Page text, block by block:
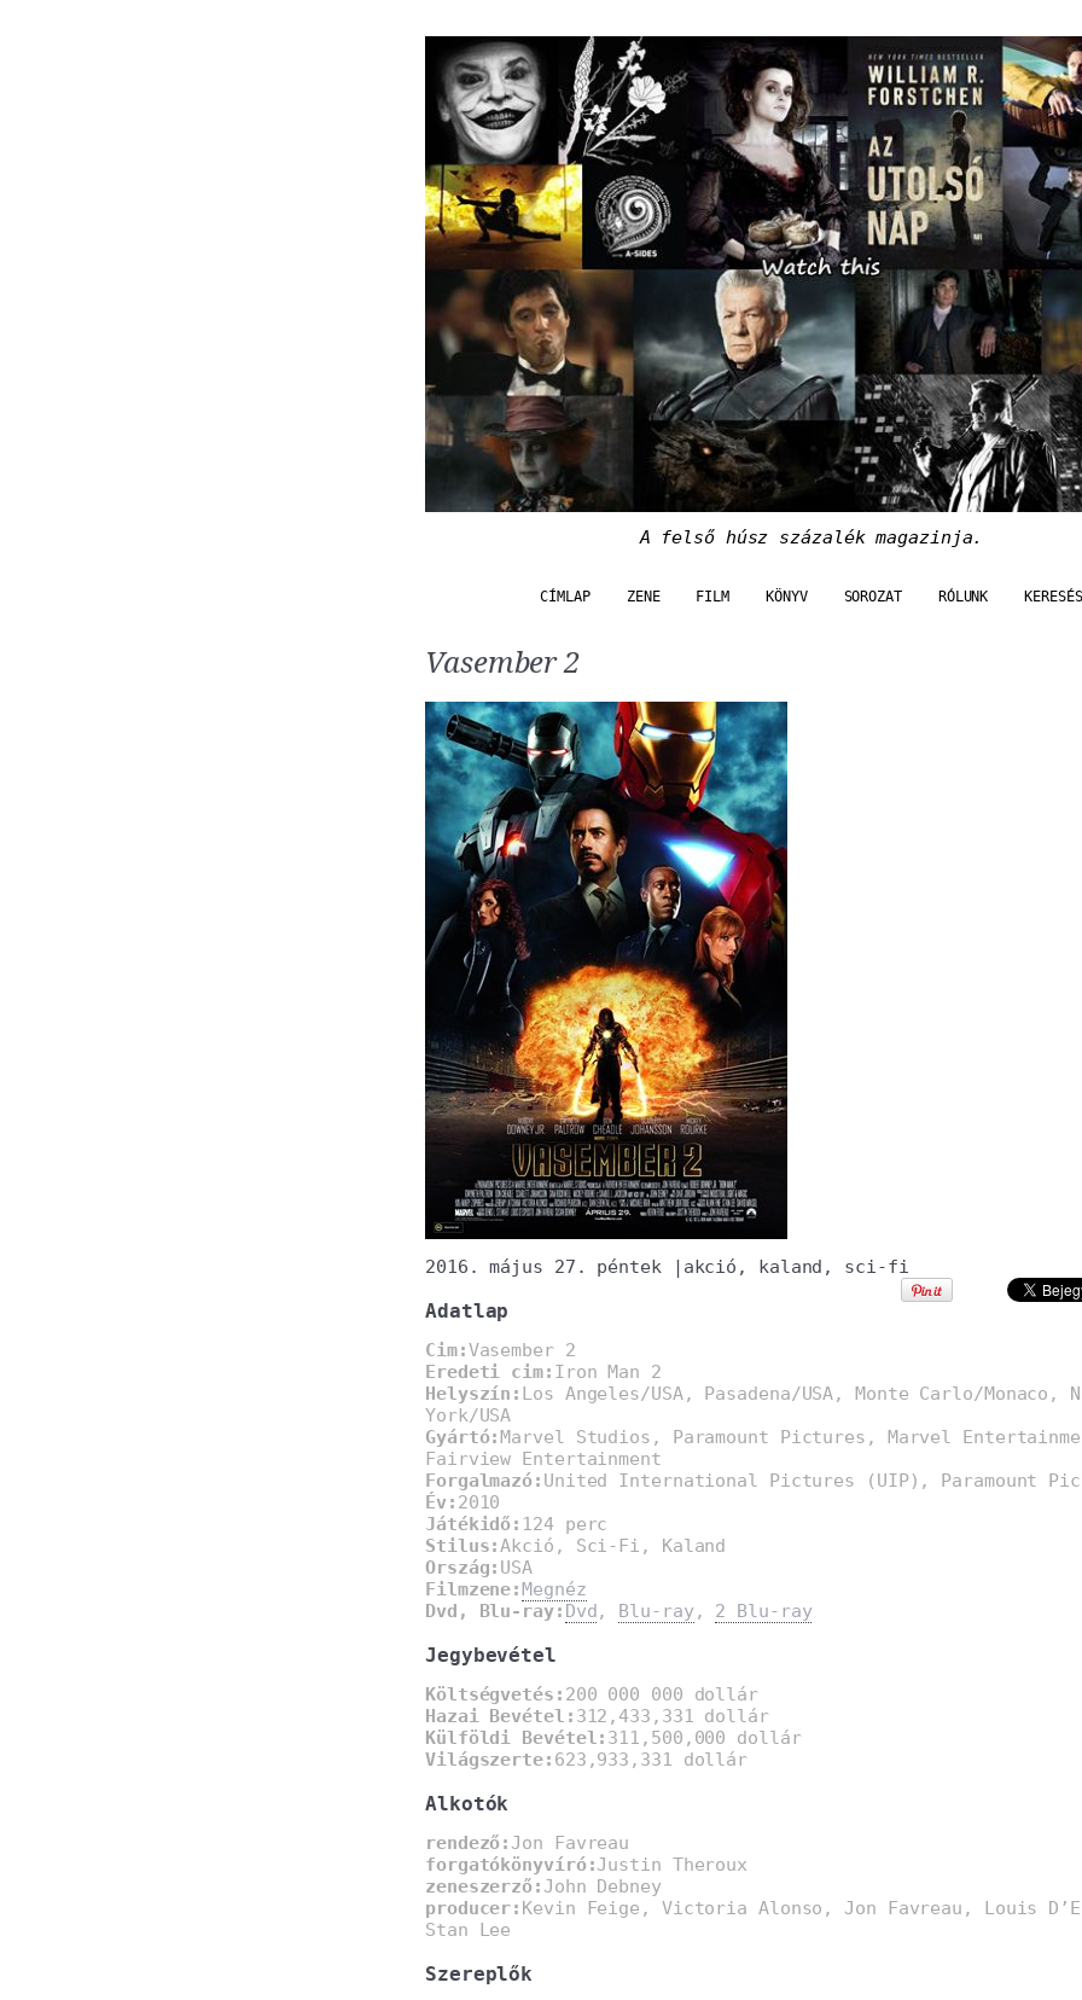
A felső húsz százalék magazinja.
CÍMLAP ZENE FILM KÖNYV SOROZAT RÓLUNK KERESÉS
Vasember 2
2016. május 27. péntek| akció , kaland , sci-fi
Adatlap
Cim:Vasember 2
Eredeti cim: Iron Man 2
Helyszín: Los Angeles/USA, Pasadena/USA, Monte Carlo/Monaco,
York/USA
Gyártó:Marvel Studios, Paramount Pictures, Marvel
Fairview Entertainment
Forgalmazó: United International Pictures (UIP), Paramount
Év: 2010
Játékidő: 124 perc
Stilus:Akció, Sci-Fi, Kaland
Ország: USA
Filmzene:Megnéz
Dvd, Blu-ray: Dvd, Blu-ray , 2 Blu-ray
Jegybevétel
Költségvetés: 200 000 000 dollár
Hazai Bevétel: 312,433,331 dollár
Külföldi Bevétel: 311,500,000 dollár
Világszerte: 623,933,331 dollár
Alkotók
rendező: Jon Favreau
forgatókönyvíró:Justin Theroux
zeneszerző: John Debney
producer: Kevin Feige, Victoria Alonso, Jon Favreau, Louis
Stan Lee
Szereplők